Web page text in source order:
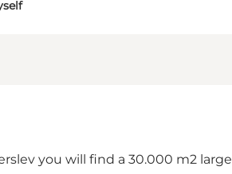
you will find a 30.000 m2